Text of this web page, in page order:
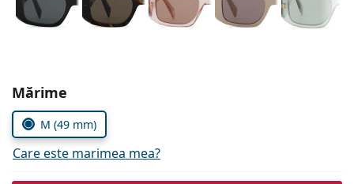
Alegeți parametrii
Mărime
M (49 mm)
Care este marimea mea?